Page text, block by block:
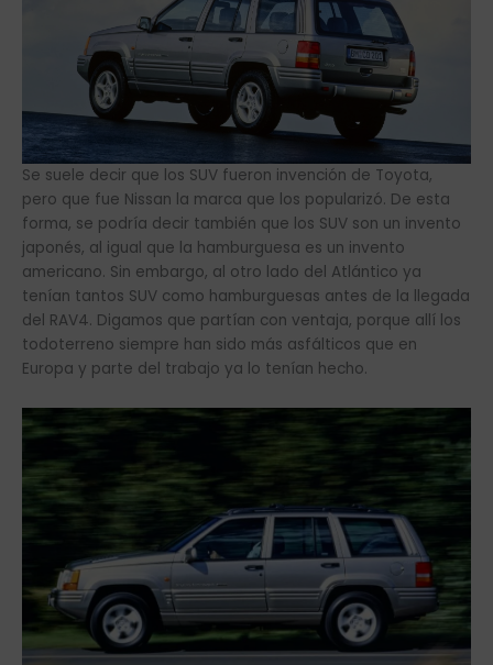
Se suele decir que los SUV fueron invención de Toyota,
pero que fue Nissan la marca que los popularizó. De esta
forma, se podría decir también que los SUV son un invento
japonés, al igual que la hamburguesa es un invento
americano. Sin embargo, al otro lado del Atlántico ya
tenían tantos SUV como hamburguesas antes de la llegada
del RAV4. Digamos que partían con ventaja, porque allí los
todoterreno siempre han sido más asfálticos que en
Europa y parte del trabajo ya lo tenían hecho.